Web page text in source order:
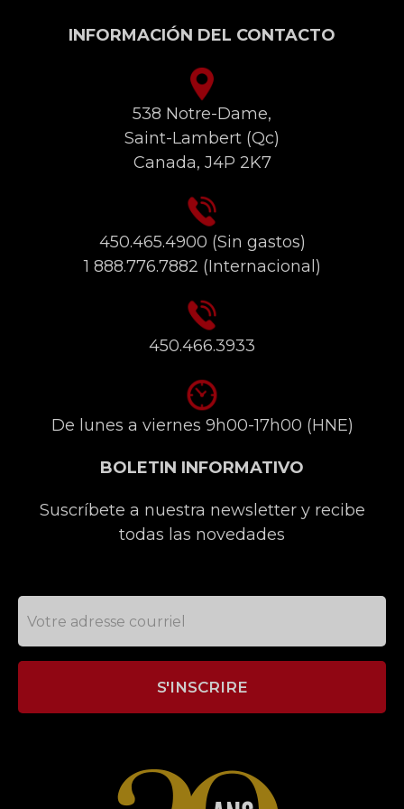
INFORMACIÓN DEL CONTACTO
538 Notre-Dame,
Saint-Lambert (Qc)
Canada, J4P 2K7
450.465.4900 (Sin gastos)
1 888.776.7882 (Internacional)
450.466.3933
De lunes a viernes 9h00-17h00 (HNE)
BOLETIN INFORMATIVO
Suscríbete a nuestra newsletter y recibe
todas las novedades